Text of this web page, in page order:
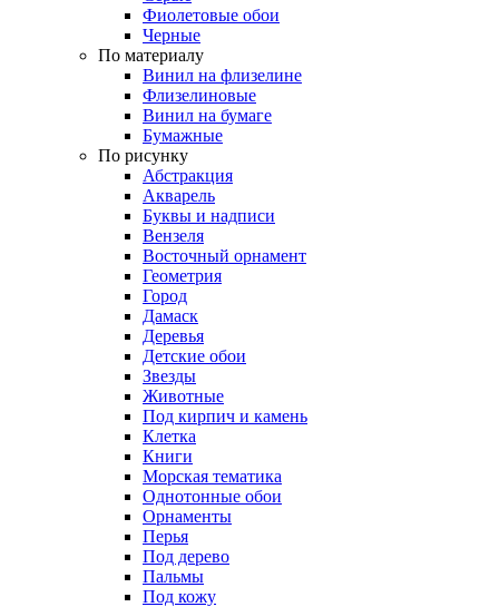
Фиолетовые обои
Черные
По материалу
Винил на флизелине
Флизелиновые
Винил на бумаге
Бумажные
По рисунку
Абстракция
Акварель
Буквы и надписи
Вензеля
Восточный орнамент
Геометрия
Город
Дамаск
Деревья
Детские обои
Звезды
Животные
Под кирпич и камень
Клетка
Книги
Морская тематика
Однотонные обои
Орнаменты
Перья
Под дерево
Пальмы
Под кожу